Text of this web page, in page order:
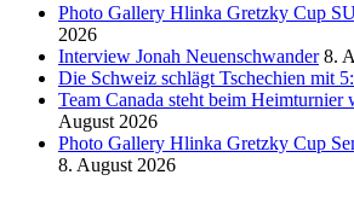
Photo Gallery Hlinka Gretzky Cup
2026
Interview Jonah Neuenschwander 8.
Die Schweiz schlägt Tschechien mit
Team Canada steht beim Heimturnier
August 2026
Photo Gallery Hlinka Gretzky Cup
8. August 2026